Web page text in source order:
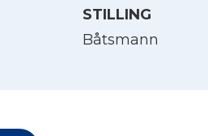
STILLING
Båtsmann